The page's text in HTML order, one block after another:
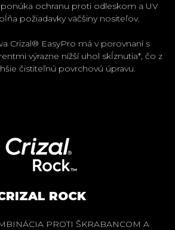
ochranu proti odleskom a UV
požiadavky väčšiny nositeľov.
Crizal® EasyPro má v porovnaní s
výrazne nižší uhol skĺznutia*, čo z
čistiteľnú povrchovú úpravu.
ROCK
PROTI ŠKRABANCOM A